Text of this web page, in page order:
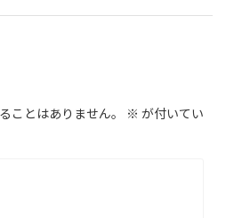
ことはありません。 ※ が付いてい